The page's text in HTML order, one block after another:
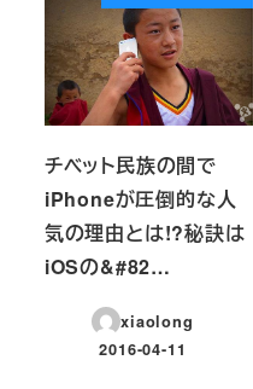
チベット民族の間で
iPhoneが圧倒的な人
気の理由とは!?秘訣は
iOSの&#82…
xiaolong
投稿日
2016-04-11